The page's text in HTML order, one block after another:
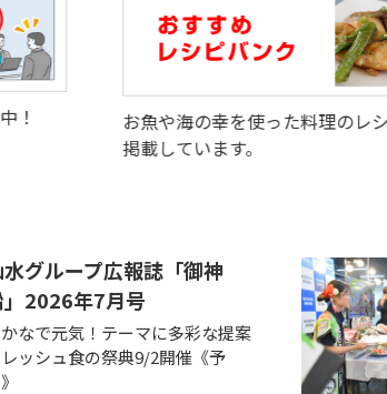
！
お魚や海の幸を使った料理のレ
掲載しています。
グループ広報誌「御神
2026年7月号
なで元気！テーマに多彩な提案
ッシュ食の祭典9/2開催《予